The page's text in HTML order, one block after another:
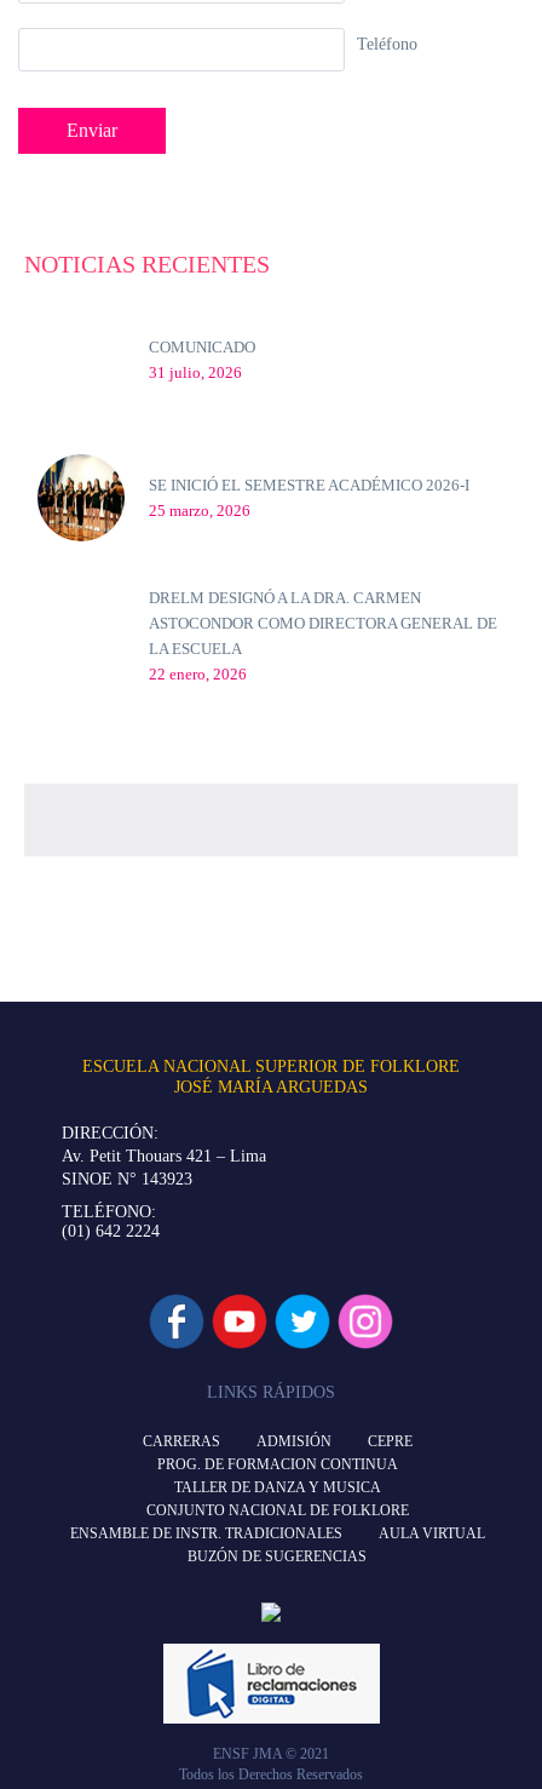
Teléfono
NOTICIAS RECIENTES
COMUNICADO
31 julio, 2026
SE INICIÓ EL SEMESTRE ACADÉMICO 2026-I
25 marzo, 2026
DRELM DESIGNÓ A LA DRA. CARMEN
ASTOCONDOR COMO DIRECTORA GENERAL DE
LA ESCUELA
22 enero, 2026
ESCUELA NACIONAL SUPERIOR DE FOLKLORE
JOSÉ MARÍA ARGUEDAS
DIRECCIÓN:
Av. Petit Thouars 421 – Lima
SINOE N° 143923
TELÉFONO:
(01) 642 2224
LINKS RÁPIDOS
CARRERAS ADMISIÓN
CEPRE
PROG. DE FORMACION CONTINUA
TALLER DE DANZA Y MUSICA
CONJUNTO NACIONAL DE FOLKLORE
ENSAMBLE DE INSTR. TRADICIONALES
AULA VIRTUAL
BUZÓN DE SUGERENCIAS
ENSF JMA © 2021
Todos los Derechos Reservados